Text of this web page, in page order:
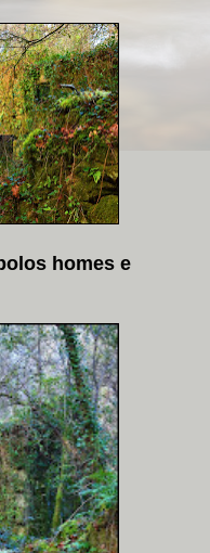
homes e